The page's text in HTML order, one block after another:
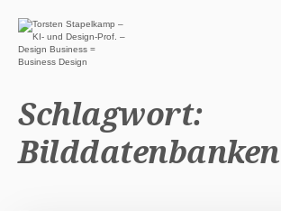
BLOG
SERVICE DESIGN THINKING
0 EURO ANGEBOTE 🎁
Schlagwort:
Bilddatenbanken